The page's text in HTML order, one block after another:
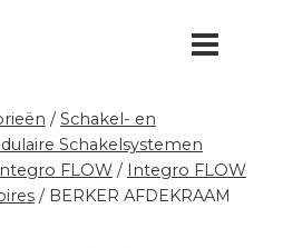
/ Schakel- en
Schakelsystemen
FLOW / Integro FLOW
/ BERKER AFDEKRAAM